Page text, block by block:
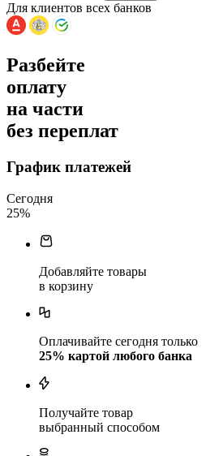
Для клиентов всех банков
Разбейте
оплату
на части
без переплат
График платежей
Сегодня
25%
Добавляйте товары
в корзину
Оплачивайте сегодня только
25% картой любого банка
Получайте товар
выбранный способом